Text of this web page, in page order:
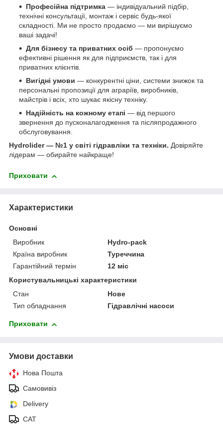
Професійна підтримка — індивідуальний підбір,
технічні консультації, монтаж і сервіс будь-якої
складності. Ми не просто продаємо — ми вирішуємо
ваші задачі!
Для бізнесу та приватних осіб — пропонуємо
ефективні рішення як для підприємств, так і для
приватних клієнтів.
Вигідні умови — конкурентні ціни, системи знижок та
персональні пропозиції для аграріїв, виробників,
майстрів і всіх, хто шукає якісну техніку.
Надійність на кожному етапі — від першого
звернення до пусконалагодження та післяпродажного
обслуговування.
Hydrolider — №1 у світі гідравліки та техніки. Довіряйте
лідерам — обирайте найкраще!
Приховати
Характеристики
Основні
Виробник
Hydro-pack
Країна виробник
Туреччина
Гарантійний термін
12 міс
Користувальницькі характеристики
Стан
Нове
Тип обладнання
Гідравлічні насоси
Приховати
Умови доставки
Нова Пошта
Самовивіз
Delivery
САТ